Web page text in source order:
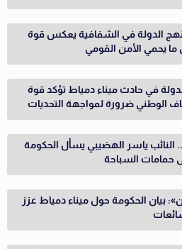
نهج الدولة في الشفافية يعكس قوة
يحمي الأمن القومي
في حادث ميناء دمياط تؤكد قوة
الوطني ضرورة لمواجهة التحديات
النائب ياسر الهضيبي يسأل الحكومة
حمامات السباحة
بيان الحكومة حول ميناء دمياط عزز